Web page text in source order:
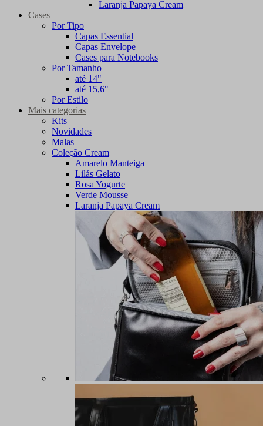
Laranja Papaya Cream
Cases
Por Tipo
Capas Essential
Capas Envelope
Cases para Notebooks
Por Tamanho
até 14"
até 15,6"
Por Estilo
Mais categorias
Kits
Novidades
Malas
Coleção Cream
Amarelo Manteiga
Lilás Gelato
Rosa Yogurte
Verde Mousse
Laranja Papaya Cream